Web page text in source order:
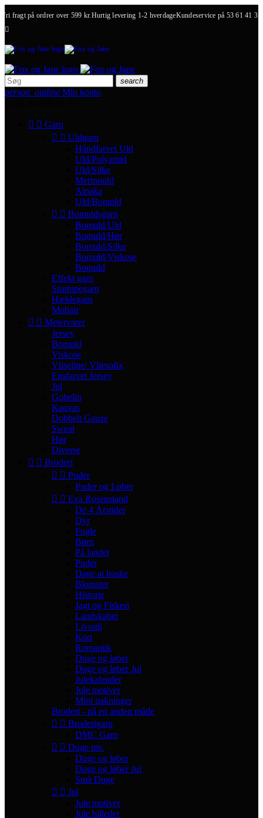
Fri fragt på ordrer over 599 kr. Hurtig levering 1-2 hverdageKundeservice på 53 61 41 31

search
person_outline Min konto
  Garn
  Uldgarn
Håndfarvet Uld
Uld/Polyamid
Uld/Silke
Merinould
Alpaka
Uld/Bomuld
  Bomuldsgarn
Bomuld/Uld
Bomuld/Hør
Bomuld/Silke
Bomuld/Viskose
Bomuld
Effekt garn
Strømpegarn
Hæklegarn
Mohair
  Metervarer
Jersey
Bomuld
Viskose
Vliseline/ Vliesofix
Ensfarvet Jersey
Jul
Gobelin
Kanvas
Dobbelt Gauze
Sweat
Hør
Diverse
  Broderi
  Puder
Puder og Løber
  Eva Rosenstand
De 4 Årstider
Dyr
Fugle
Børn
På landet
Puder
Dage at huske
Blomster
Historie
Jagt og Fiskeri
Landskabet
Livsstil
Kort
Romantik
Duge og løber
Duge og løber Jul
Julekalender
Jule motiver
Mini pakninger
Broderi - på en anden måde
  Broderigarn
DMC Garn
  Duge mv.
Duge og løber
Duge og løber Jul
Små Duge
  Jul
Jule motiver
Jule billeder